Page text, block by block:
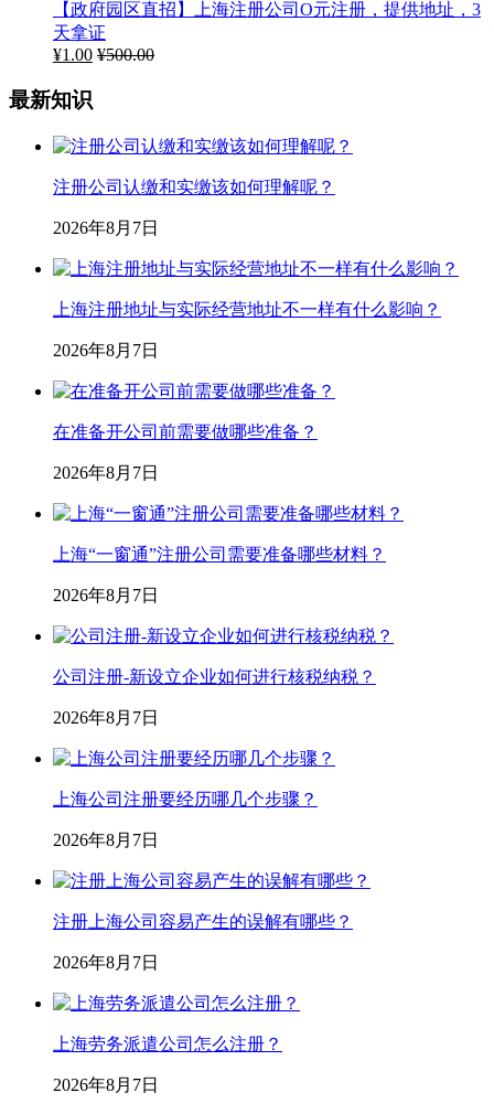
【政府园区直招】上海注册公司O元注册，提供地址，3
天拿证
¥1.00 ¥500.00
最新知识
注册公司认缴和实缴该如何理解呢？
2026年8月7日
上海注册地址与实际经营地址不一样有什么影响？
2026年8月7日
在准备开公司前需要做哪些准备？
2026年8月7日
上海“一窗通”注册公司需要准备哪些材料？
2026年8月7日
公司注册-新设立企业如何进行核税纳税？
2026年8月7日
上海公司注册要经历哪几个步骤？
2026年8月7日
注册上海公司容易产生的误解有哪些？
2026年8月7日
上海劳务派遣公司怎么注册？
2026年8月7日